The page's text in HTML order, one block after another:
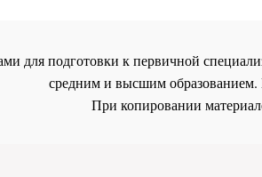
для подготовки к первичной
средним и высшим
При копировании